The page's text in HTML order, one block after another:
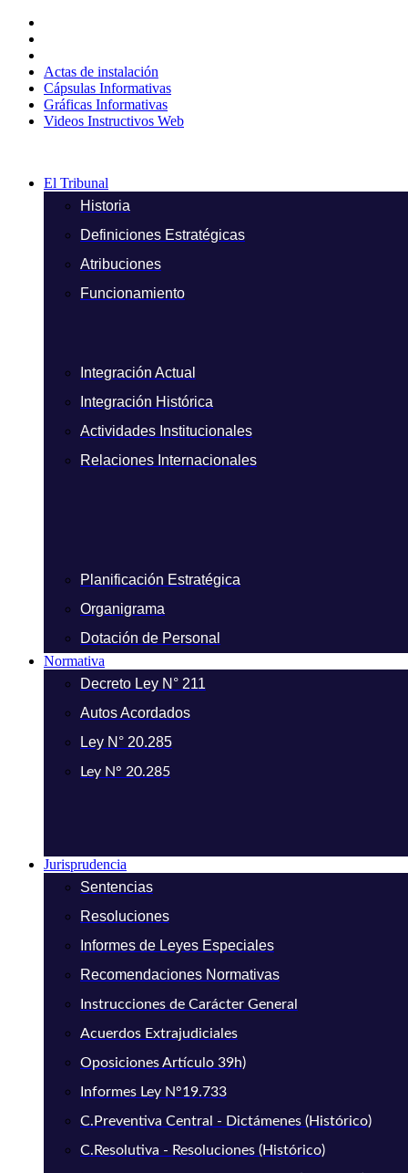
contenido
Actas de instalación
Cápsulas Informativas
Gráficas Informativas
Videos Instructivos Web
El Tribunal
Historia
Definiciones Estratégicas
Atribuciones
Funcionamiento
Integración Actual
Integración Histórica
Actividades Institucionales
Relaciones Internacionales
Planificación Estratégica
Organigrama
Dotación de Personal
Normativa
Decreto Ley N° 211
Autos Acordados
Ley N° 20.285
Ley N° 20.285
Jurisprudencia
Sentencias
Resoluciones
Informes de Leyes Especiales
Recomendaciones Normativas
Instrucciones de Carácter General
Acuerdos Extrajudiciales
Oposiciones Artículo 39h)
Informes Ley N°19.733
C.Preventiva Central - Dictámenes (Histórico)
C.Resolutiva - Resoluciones (Histórico)